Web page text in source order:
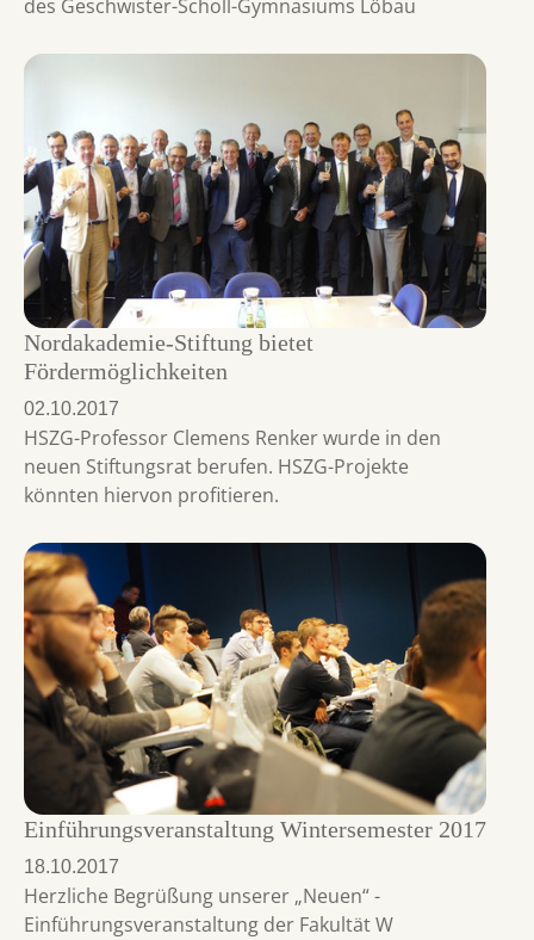
des Geschwister-Scholl-Gymnasiums Löbau
Nordakademie-Stiftung bietet
Fördermöglichkeiten
02.10.2017
HSZG-Professor Clemens Renker wurde in den
neuen Stiftungsrat berufen. HSZG-Projekte
könnten hiervon profitieren.
Einführungsveranstaltung Wintersemester 2017
18.10.2017
Herzliche Begrüßung unserer „Neuen“ -
Einführungsveranstaltung der Fakultät W